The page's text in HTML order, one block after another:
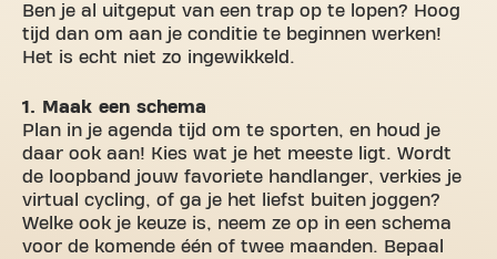
Ben je al uitgeput van een trap op te lopen? Hoog
tijd dan om aan je conditie te beginnen werken!
Het is echt niet zo ingewikkeld.
1. Maak een schema
Plan in je agenda tijd om te sporten, en houd je
daar ook aan! Kies wat je het meeste ligt. Wordt
de loopband jouw favoriete handlanger, verkies je
virtual cycling, of ga je het liefst buiten joggen?
Welke ook je keuze is, neem ze op in een schema
voor de komende één of twee maanden. Bepaal